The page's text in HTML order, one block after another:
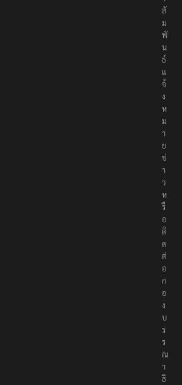
สั
ม
พั
น
ธ์
แ
จ้
ง
ห
ม
า
ย
ข่
า
ว
ห
รื
อ
ติ
ด
ต่
อ
ก
อ
ง
บ
ร
ร
ณ
า
ธิ